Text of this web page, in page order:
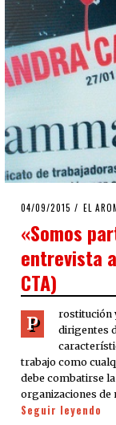
POSTED
04/09/2015 EL
«Somos
entrevista
CTA)
P
rostitución
dirigentes
trabajo como
debe combatirse
organizaciones de
Seguir leyendo